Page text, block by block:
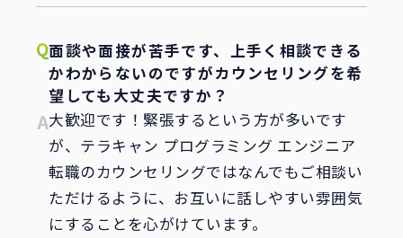
面談や面接が苦手です、上手く相談できる
かわからないのですがカウンセリングを希
望しても大丈夫ですか？
大歓迎です！緊張するという方が多いです
が、テラキャン プログラミング エンジニア
転職のカウンセリングではなんでもご相談い
ただけるように、お互いに話しやすい雰囲気
にすることを心がけています。